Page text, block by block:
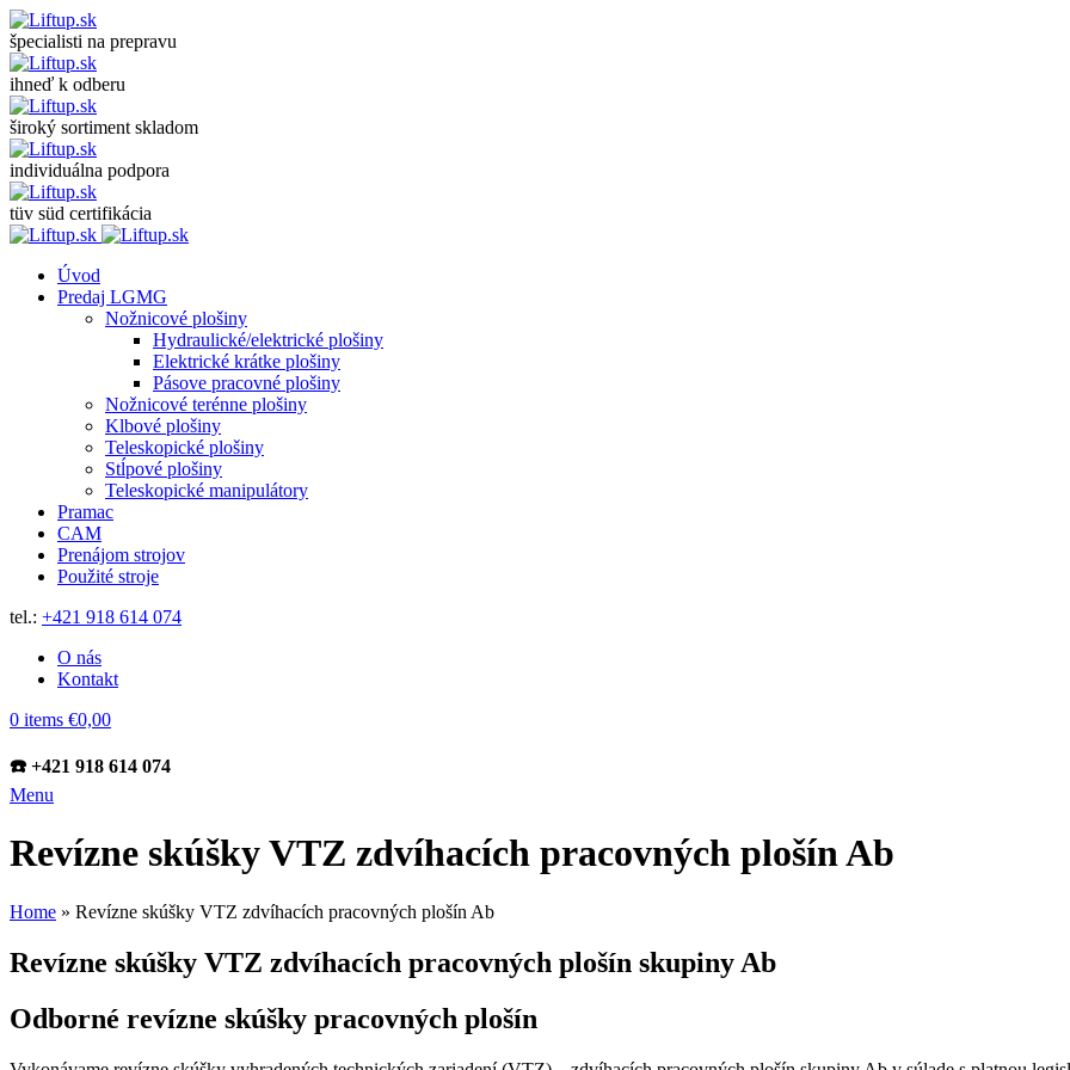
špecialisti na prepravu
ihneď k odberu
široký sortiment skladom
individuálna podpora
tüv süd certifikácia
Úvod
Predaj LGMG
Nožnicové plošiny
Hydraulické/elektrické plošiny
Elektrické krátke plošiny
Pásove pracovné plošiny
Nožnicové terénne plošiny
Klbové plošiny
Teleskopické plošiny
Stĺpové plošiny
Teleskopické manipulátory
Pramac
CAM
Prenájom strojov
Použité stroje
tel.: +421 918 614 074
O nás
Kontakt
0 items €0,00
☎️ +421 918 614 074
Menu
Revízne skúšky VTZ zdvíhacích pracovných plošín Ab
Home » Revízne skúšky VTZ zdvíhacích pracovných plošín Ab
Revízne skúšky VTZ zdvíhacích pracovných plošín skupiny Ab
Odborné revízne skúšky pracovných plošín